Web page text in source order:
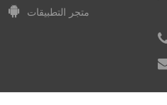
متجر التطبيقات